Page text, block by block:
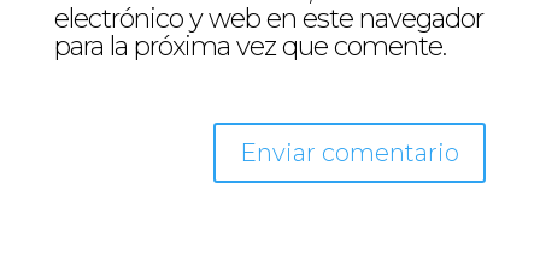
electrónico y web en este navegador
para la próxima vez que comente.